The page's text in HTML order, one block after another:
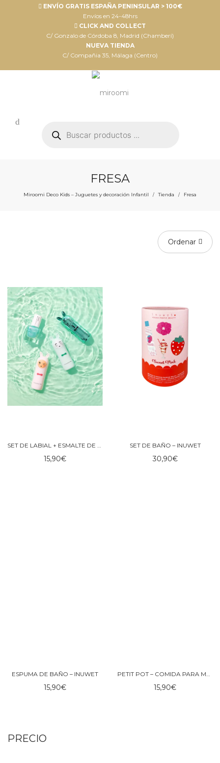
ENVÍO GRATIS ESPAÑA PENINSULAR > 100€
Envíos en 24-48hrs
CLICK AND COLLECT
C/ Gonzalo de Córdoba 8, Madrid (Chamberí)
NUEVA TIENDA
C/ Compañia 35, Málaga (Centro)
productos
FRESA
Miroomi Deco Kids – Juguetes y decoración Infantil / Tienda / Fresa
Ordenar
SET DE LABIAL + ESMALTE DE UÑAS – INUWET
15,90€
SET DE BAÑO – INUWET
30,90€
ESPUMA DE BAÑO – INUWET
15,90€
PETIT POT – COMIDA PARA MUÑECOS TINY HARLOW
15,90€
PRECIO